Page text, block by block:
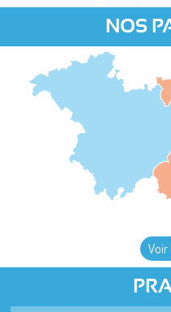
NOS
Voir